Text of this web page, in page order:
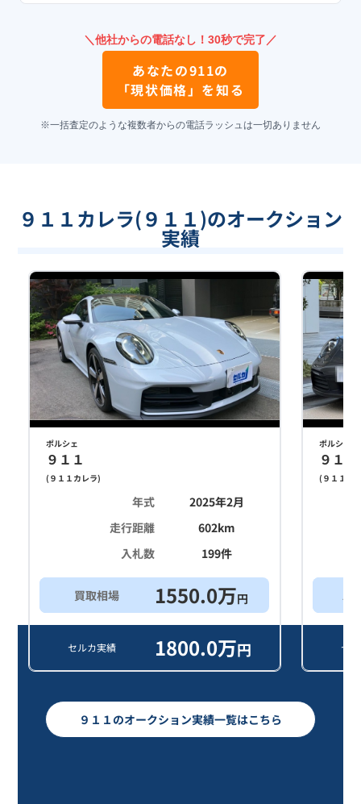
＼他社からの電話なし！30秒で完了／
あなたの911の
「現状価格」を知る
※一括査定のような複数者からの電話ラッシュは一切ありません
９１１カレラ(９１１)のオークション
実績
ポルシェ
９１１
( ９１１カレラ)
年式
2025年2月
走行距離
602km
入札数
199件
買取相場 1550.0万円
セルカ実績 1800.0万円
ポルシェ
９１１
( ９１１カ
セ
９１１のオークション実績一覧はこちら